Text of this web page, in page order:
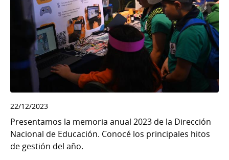
22/12/2023
Presentamos la memoria anual 2023 de la Dirección
Nacional de Educación. Conocé los principales hitos
de gestión del año.